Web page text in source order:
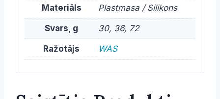
Materiāls Plastmasa / Silikons
Svars, g 30, 36, 72
Ražotājs WAS